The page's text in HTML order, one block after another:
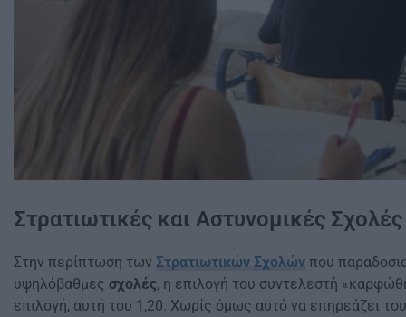
Στρατιωτικές και Αστυνομικές Σχολές
Στην περίπτωση των Στρατιωτικών Σχολών που
υψηλόβαθμες σχολές, η επιλογή του συντελεστή
επιλογή, αυτή του 1,20. Χωρίς όμως αυτό να επηρεάζει